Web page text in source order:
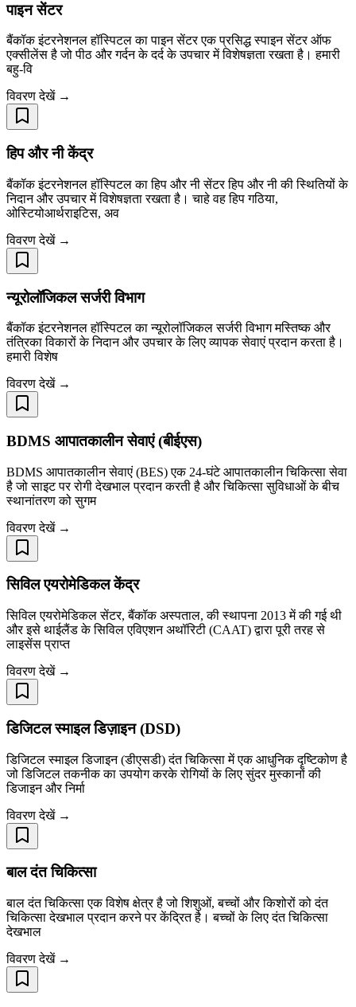
पाइन सेंटर
बैंकॉक इंटरनेशनल हॉस्पिटल का पाइन सेंटर एक प्रसिद्ध स्पाइन सेंटर ऑफ
एक्सीलेंस है जो पीठ और गर्दन के दर्द के उपचार में विशेषज्ञता रखता है। हमारी
बहु-वि
विवरण देखें →
हिप और नी केंद्र
बैंकॉक इंटरनेशनल हॉस्पिटल का हिप और नी सेंटर हिप और नी की स्थितियों के
निदान और उपचार में विशेषज्ञता रखता है। चाहे वह हिप गठिया,
ओस्टियोआर्थराइटिस, अव
विवरण देखें →
न्यूरोलॉजिकल सर्जरी विभाग
बैंकॉक इंटरनेशनल हॉस्पिटल का न्यूरोलॉजिकल सर्जरी विभाग मस्तिष्क और
तंत्रिका विकारों के निदान और उपचार के लिए व्यापक सेवाएं प्रदान करता है।
हमारी विशेष
विवरण देखें →
BDMS आपातकालीन सेवाएं (बीईएस)
BDMS आपातकालीन सेवाएं (BES) एक 24-घंटे आपातकालीन चिकित्सा सेवा
है जो साइट पर रोगी देखभाल प्रदान करती है और चिकित्सा सुविधाओं के बीच
स्थानांतरण को सुगम
विवरण देखें →
सिविल एयरोमेडिकल केंद्र
सिविल एयरोमेडिकल सेंटर, बैंकॉक अस्पताल, की स्थापना 2013 में की गई थी
और इसे थाईलैंड के सिविल एविएशन अथॉरिटी (CAAT) द्वारा पूरी तरह से
लाइसेंस प्राप्त
विवरण देखें →
डिजिटल स्माइल डिज़ाइन (DSD)
डिजिटल स्माइल डिजाइन (डीएसडी) दंत चिकित्सा में एक आधुनिक दृष्टिकोण है
जो डिजिटल तकनीक का उपयोग करके रोगियों के लिए सुंदर मुस्कानों की
डिजाइन और निर्मा
विवरण देखें →
बाल दंत चिकित्सा
बाल दंत चिकित्सा एक विशेष क्षेत्र है जो शिशुओं, बच्चों और किशोरों को दंत
चिकित्सा देखभाल प्रदान करने पर केंद्रित है। बच्चों के लिए दंत चिकित्सा
देखभाल
विवरण देखें →